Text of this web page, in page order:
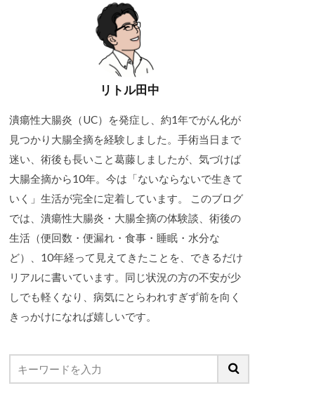
リトル田中
潰瘍性大腸炎（UC）を発症し、約1年でがん化が
見つかり大腸全摘を経験しました。手術当日まで
迷い、術後も長いこと葛藤しましたが、気づけば
大腸全摘から10年。今は「ないならないで生きて
いく」生活が完全に定着しています。 このブログ
では、潰瘍性大腸炎・大腸全摘の体験談、術後の
生活（便回数・便漏れ・食事・睡眠・水分な
ど）、10年経って見えてきたことを、できるだけ
リアルに書いています。同じ状況の方の不安が少
しでも軽くなり、病気にとらわれすぎず前を向く
きっかけになれば嬉しいです。